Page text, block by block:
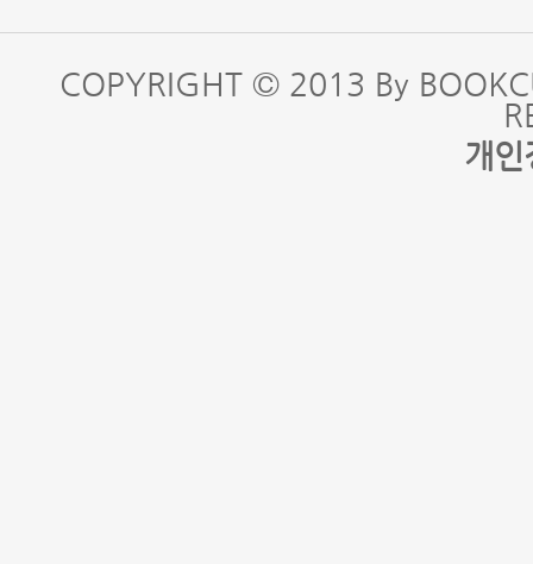
COPYRIGHT © 2013 By
개인